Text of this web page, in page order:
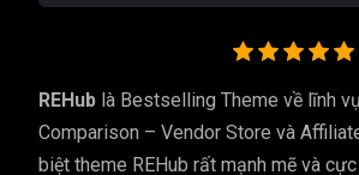
REHub là Bestselling Theme về lĩnh
Comparison – Vendor Store và
biệt theme REHub rất mạnh mẽ và